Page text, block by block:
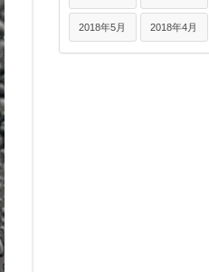
2018年5月 2018年4月